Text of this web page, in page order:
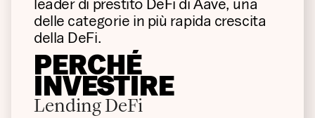
leader di prestito DeFi di Aave, una
delle categorie in più rapida crescita
della DeFi.
PERCHÉ
INVESTIRE
Lending DeFi